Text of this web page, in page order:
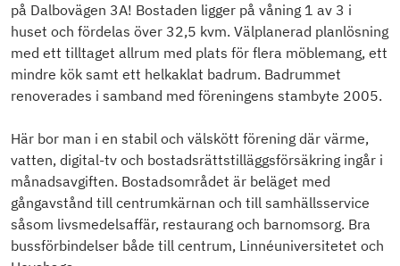
på Dalbovägen 3A! Bostaden ligger på våning 1 av 3 i
huset och fördelas över 32,5 kvm. Välplanerad planlösning
med ett tilltaget allrum med plats för flera möblemang, ett
mindre kök samt ett helkaklat badrum. Badrummet
renoverades i samband med föreningens stambyte 2005.
Här bor man i en stabil och välskött förening där värme,
vatten, digital-tv och bostadsrättstilläggsförsäkring ingår i
månadsavgiften. Bostadsområdet är beläget med
gångavstånd till centrumkärnan och till samhällsservice
såsom livsmedelsaffär, restaurang och barnomsorg. Bra
bussförbindelser både till centrum, Linnéuniversitetet och